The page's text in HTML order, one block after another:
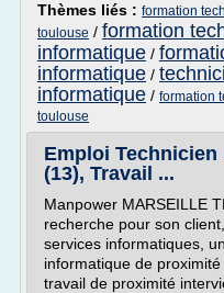
Thèmes liés : formation
toulouse / formation
informatique /
informatique /
informatique / formation
toulouse
Emploi
(13), Travail ...
Manpower MARSEILLE
recherche pour son
services informatiques,
informatique de
travail de proximité